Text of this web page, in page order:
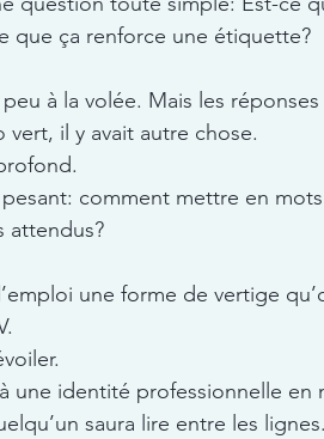
que ça renforce une étiquette?
à la volée. Mais les réponses
vert, il y avait autre chose.
comment mettre en
attendus?
une forme de vertige
une identité professionnelle en
saura lire entre les